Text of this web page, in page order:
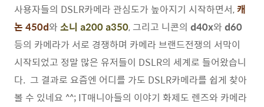
사용자들의 DSLR카메라 관심도가 높아지기 시작하면서,캐
논 450d와소니 a200 a350, 그리고 니콘의 d40x와d60
등의 카메라가 서로 경쟁하며 카메라 브랜드전쟁의 서막이
시작되었고 정말 많은 유저들이 DSLR의 세계로 들어왔습니
다. 그 결과로 요즘엔 어디를 가도 DSLR카메라를 쉽게 찾아
볼 수 있네요 ^^; IT매니아들의 이야기 화제도 렌즈와 카메라